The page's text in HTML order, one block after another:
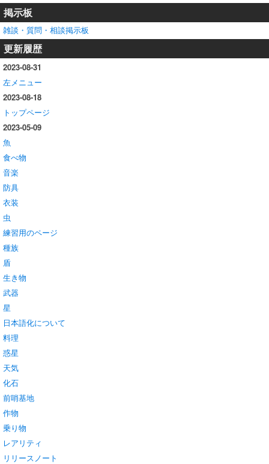
掲示板
雑談・質問・相談掲示板
更新履歴
2023-08-31
左メニュー
2023-08-18
トップページ
2023-05-09
魚
食べ物
音楽
防具
衣装
虫
練習用のページ
種族
盾
生き物
武器
星
日本語化について
料理
惑星
天気
化石
前哨基地
作物
乗り物
レアリティ
リリースノート